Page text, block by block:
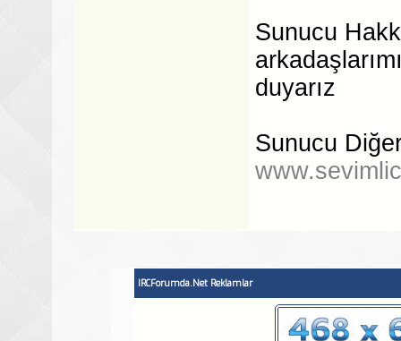
Sunucu
duyarız
Sunucu
IRCForumda.Net Reklamlar